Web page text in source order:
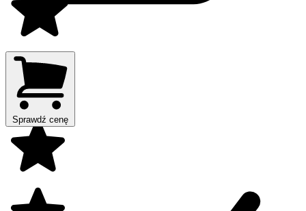
Sprawdź cenę